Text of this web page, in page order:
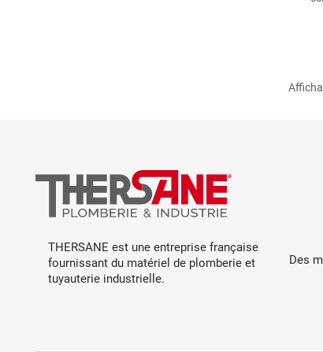
THERSANE est une entreprise française
fournissant du matériel de plomberie et
tuyauterie industrielle.
Des